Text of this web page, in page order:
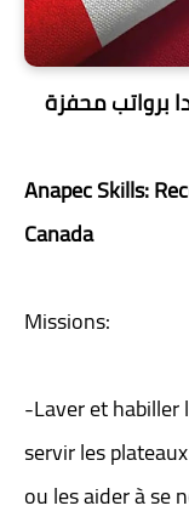
Anapec Skills:
Canada
Missions:
-Laver et
servir les
ou les aider à se